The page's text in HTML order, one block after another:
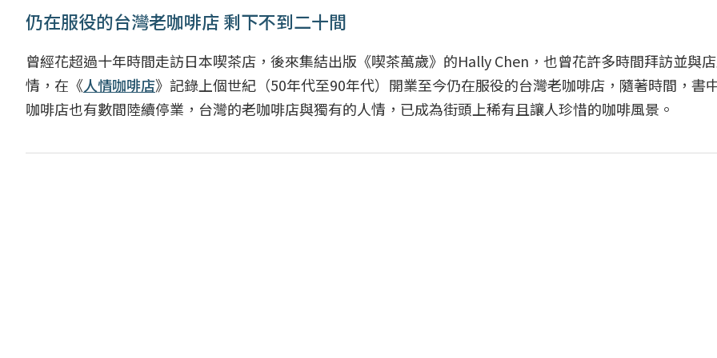
仍在服役的台灣老咖啡店 剩下不到二十間
曾經花超過十年時間走訪日本喫茶店，後來集結出版《喫茶萬歲》的Hally Chen，也曾花許多時間拜訪並與
情，在《人情咖啡店》記錄上個世紀（50年代至90年代）開業至今仍在服役的台灣老咖啡店，隨著時間，書
咖啡店也有數間陸續停業，台灣的老咖啡店與獨有的人情，已成為街頭上稀有且讓人珍惜的咖啡風景。